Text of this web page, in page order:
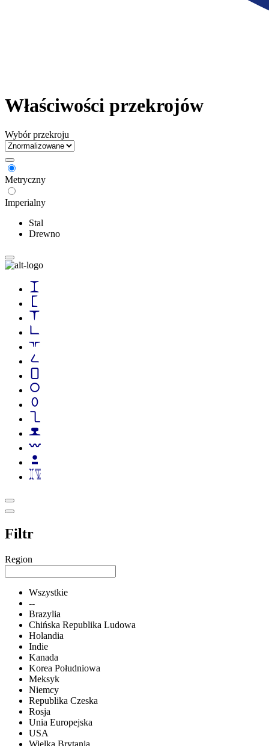
Właściwości przekrojów
Wybór przekroju
Metryczny
Imperialny
Stal
Drewno
Filtr
Region
Wszystkie
--
Brazylia
Chińska Republika Ludowa
Holandia
Indie
Kanada
Korea Południowa
Meksyk
Niemcy
Republika Czeska
Rosja
Unia Europejska
USA
Wielka Brytania